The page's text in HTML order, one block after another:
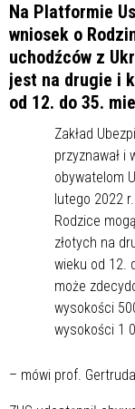
Na Platformie
wniosek o
uchodźców z
jest na drugie i
od 12. do 35.
Zakład
przyznawał i
obywatelom
lutego 2022
Rodzice
złotych na
wieku od 12.
może
wysokości
wysokości 1
– mówi prof.